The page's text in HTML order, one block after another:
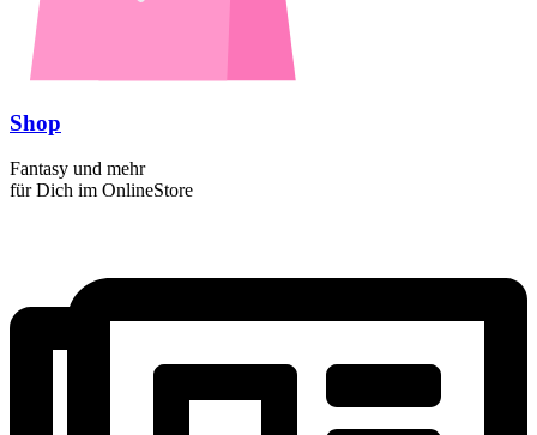
Shop
Fantasy und mehr
für Dich im OnlineStore